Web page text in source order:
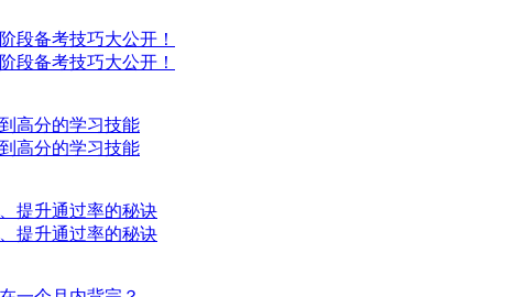
段备考技巧大公开！
段备考技巧大公开！
高分的学习技能
高分的学习技能
提升通过率的秘诀
提升通过率的秘诀